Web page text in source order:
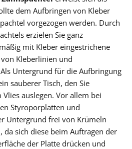
dem Aufbringen von Kleber
vorgezogen werden. Durch
erzielen Sie ganz
mit Kleber eingestrichene
Kleberlinien und
Untergrund für die Aufbringung
sauberer Tisch, den Sie
auslegen. Vor allem bei
Styroporplatten und
Untergrund frei von Krümeln
da sich diese beim Auftragen der
der Platte drücken und